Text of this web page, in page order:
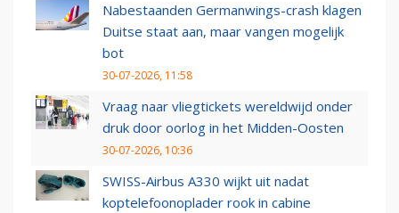
Nabestaanden Germanwings-crash klagen
Duitse staat aan, maar vangen mogelijk
bot
30-07-2026, 11:58
Vraag naar vliegtickets wereldwijd onder
druk door oorlog in het Midden-Oosten
30-07-2026, 10:36
SWISS-Airbus A330 wijkt uit nadat
koptelefoonoplader rook in cabine